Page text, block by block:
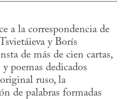
a la correspondencia de
y Borís
de más de cien cartas,
poemas dedicados
ruso, la
de palabras formadas